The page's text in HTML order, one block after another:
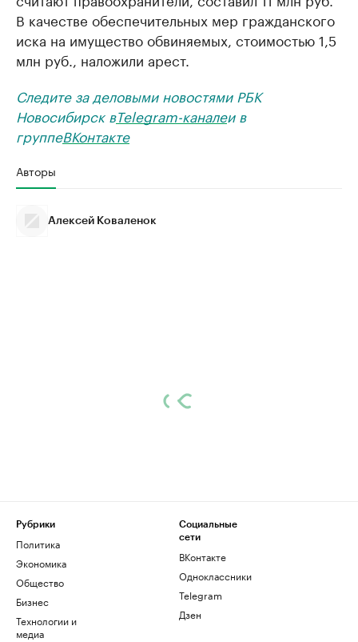
В качестве обеспечительных мер гражданского
иска на имущество обвиняемых, стоимостью 1,5
млн руб., наложили арест.
Следите за деловыми новостями РБК
Новосибирск вTelegram-каналеи в
группеВКонтакте
Авторы
Алексей Коваленок
Рубрики
Политика
Экономика
Общество
Бизнес
Технологии и
медиа
Социальные
сети
ВКонтакте
Одноклассники
Telegram
Дзен